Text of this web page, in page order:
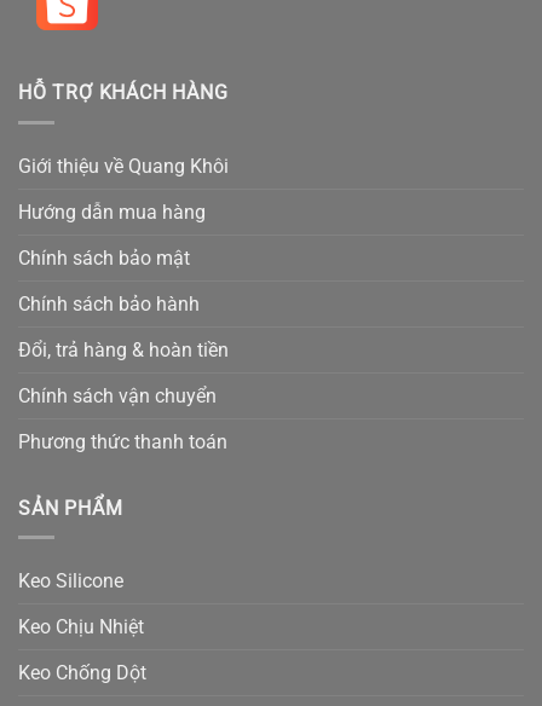
HỖ TRỢ KHÁCH HÀNG
Giới thiệu về Quang Khôi
Hướng dẫn mua hàng
Chính sách bảo mật
Chính sách bảo hành
Đổi, trả hàng & hoàn tiền
Chính sách vận chuyển
Phương thức thanh toán
SẢN PHẨM
Keo Silicone
Keo Chịu Nhiệt
Keo Chống Dột